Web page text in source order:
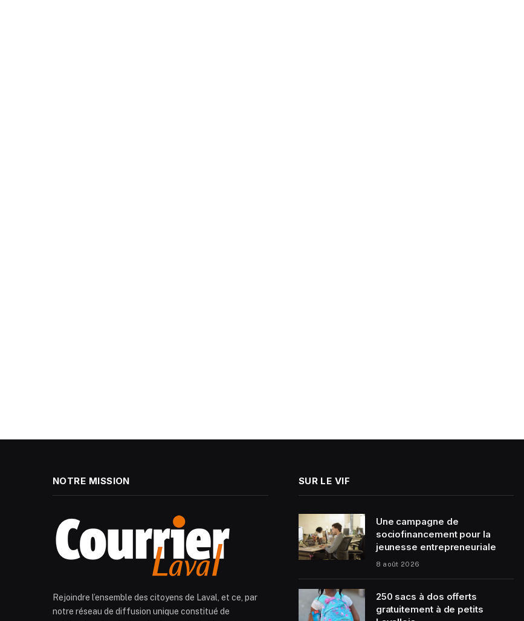
NOTRE MISSION
Rejoindre l’ensemble des citoyens de Laval, et ce, par
notre réseau de diffusion unique constitué de
SUR LE VIF
Une campagne de
sociofinancement pour la
jeunesse entrepreneuriale
8 août 2026
250 sacs à dos offerts
gratuitement à de petits